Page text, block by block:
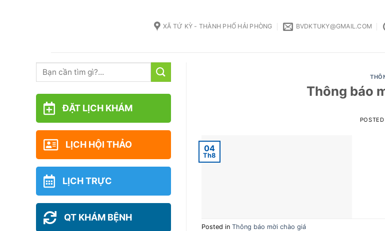
XÃ TỨ KỲ - THÀNH PHỐ HẢI PHÒNG BVDKTUKY@GMAIL.COM
ĐẶT LỊCH KHÁM
LỊCH HỘI THẢO
LỊCH TRỰC
QT KHÁM BỆNH
Thông báo
04
Th8
Posted in Thông báo mời chào giá